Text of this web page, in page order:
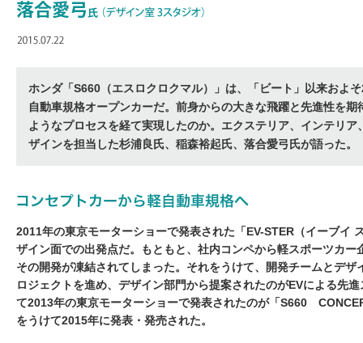
ホンダ「S660（エスロクロクマル）」は、「ビート」以来およ
自動車規格オープンカーだ。前身からの大きな飛躍と先進性を期
ようなプロセスを経て実現したのか。エクステリア、インテリア
ザインを担当した杉浦良氏、稲森裕起氏、落合愛弓氏が語った。
2011年の東京モーターショーで発表された「EV-STER（イーブイ
ザイン面での出発点だ。もともと、社内コンペから軽スポーツカー
その開発が凍結されてしまった。それをうけて、開発チームとデザ
ロジェクトを進め、デザイン部門から提案されたのがEVによる先
て2013年の東京モーターショーで発表されたのが「S660
をうけて2015年に発表・発売された。